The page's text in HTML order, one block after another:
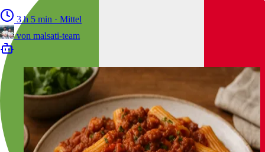
3 h 5 min · Mittel
von malsati-team